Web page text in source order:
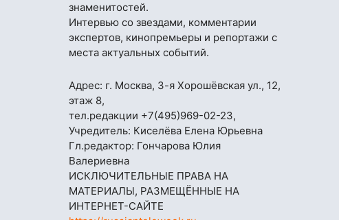
знаменитостей.
Интервью со звездами, комментарии
экспертов, кинопремьеры и репортажи с
места актуальных событий.
Адрес: г. Москва, 3-я Хорошёвская ул., 12,
этаж 8,
тел.редакции +7(495)969-02-23,
Учредитель: Киселёва Елена Юрьевна
Гл.редактор: Гончарова Юлия
Валериевна
ИСКЛЮЧИТЕЛЬНЫЕ ПРАВА НА
МАТЕРИАЛЫ, РАЗМЕЩЁННЫЕ НА
ИНТЕРНЕТ-САЙТЕ